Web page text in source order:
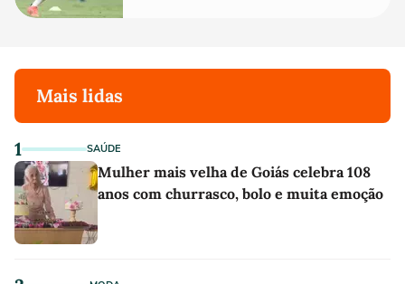
Mais lidas
1 SAÚDE
Mulher mais velha de Goiás celebra 108
anos com churrasco, bolo e muita emoção